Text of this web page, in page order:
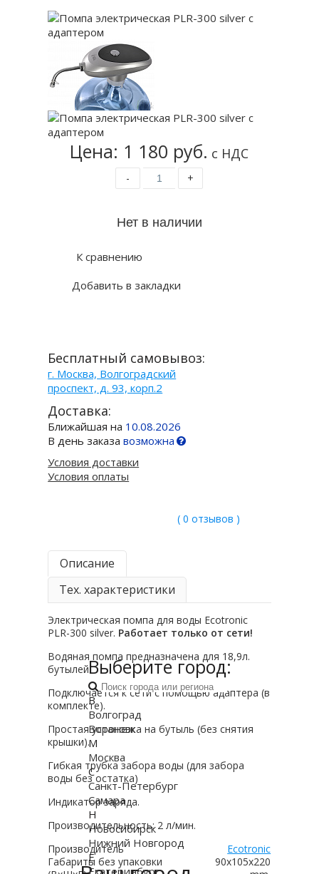
Цена: 1 180 руб. с НДС
- +
К сравнению
Добавить в закладки
Бесплатный самовывоз:
г. Москва, Волгоградский
проспект, д. 93, корп.2
Доставка:
Ближайшая на 10.08.2026
В день заказавозможна
Условия доставки
Условия оплаты
( 0 отзывов )
Описание
Тех. характеристики
Электрическая помпа для воды Ecotronic
PLR-300 silver. Работает только от сети!
Водяная помпа предназначена для 18,9л.
бутылей.
Подключается к сети с помощью адаптера (в
комплекте).
Простая установка на бутыль (без снятия
крышки).
Гибкая трубка забора воды (для забора
воды без остатка)
Индикатор заряда.
Производительность: 2 л/мин.
Производитель
Ecotronic
Габариты без упаковки
90x105x220
Выберите город:
В
Волгоград
Воронеж
М
Москва
С
Санкт-Петербург
Самара
Н
Новосибирск
Нижний Новгород
Е
Екатеринбург